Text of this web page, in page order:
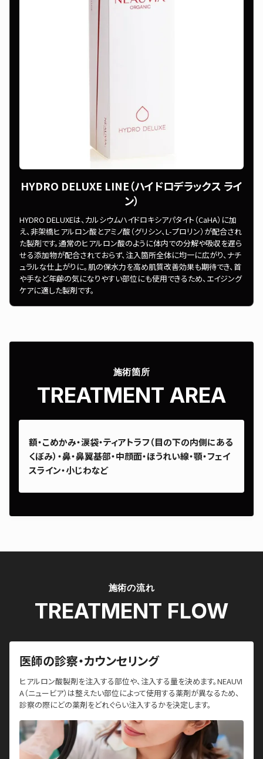
HYDRO DELUXE LINE（ハイドロデラックス ライ
ン）
HYDRO DELUXEは、カルシウムハイドロキシアパタイト（CaHA）に加
え、非架橋ヒアルロン酸とアミノ酸（グリシン、L-プロリン）が配合され
た製剤です。通常のヒアルロン酸のように体内での分解や吸収を遅ら
せる添加物が配合されておらず、注入箇所全体に均一に広がり、ナチ
ュラルな仕上がりに。肌の保水力を高め肌質改善効果も期待でき、首
や手など年齢の気になりやすい部位にも使用できるため、エイジング
ケアに適した製剤です。
施術箇所
TREATMENT AREA
額・こめかみ・涙袋・ティアトラフ（目の下の内側にある
くぼみ）・鼻・鼻翼基部・中顔面・ほうれい線・顎・フェイ
スライン・小じわなど
施術の流れ
TREATMENT FLOW
医師の診察・カウンセリング
ヒアルロン酸製剤を注入する部位や、注入する量を決めます。NEAUVI
A（ニュービア）は整えたい部位によって使用する薬剤が異なるため、
診察の際にどの薬剤をどれぐらい注入するかを決定します。